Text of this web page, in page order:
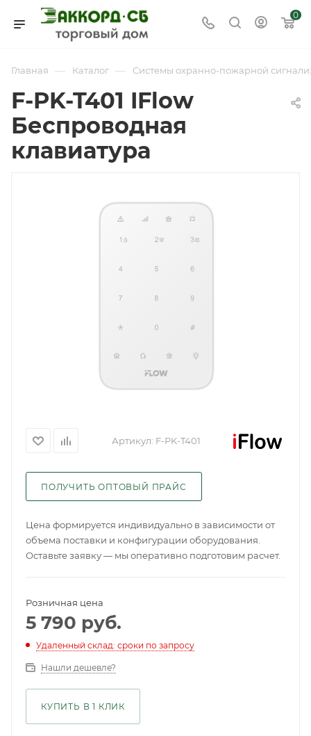
0
Главная — Каталог — Системы охранно-пожарной
F-PK-T401 IFlow
Беспроводная
клавиатура
Артикул: F-PK-T401
ПОЛУЧИТЬ ОПТОВЫЙ ПРАЙС
Цена формируется индивидуально в зависимости от
объема поставки и конфигурации оборудования.
Оставьте заявку — мы оперативно подготовим расчет.
Розничная цена
5 790 руб.
Удаленный склад: сроки по запросу
Нашли дешевле?
КУПИТЬ В 1 КЛИК